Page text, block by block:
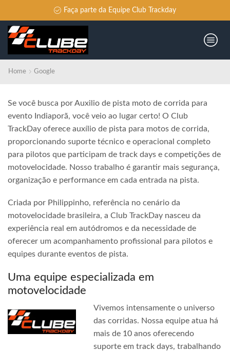
Equipe Club Trackday
Home Google
Se você busca por Auxilio de pista moto de corrida para
evento Indiaporã, você veio ao lugar certo! O Club
TrackDay oferece auxílio de pista para motos de corrida,
proporcionando suporte técnico e operacional completo
para pilotos que participam de track days e competições de
motovelocidade. Nosso trabalho é garantir mais segurança,
organização e performance em cada entrada na pista.
Criada por Philippinho, referência no cenário da
motovelocidade brasileira, a Club TrackDay nasceu da
experiência real em autódromos e da necessidade de
oferecer um acompanhamento profissional para pilotos e
equipes durante eventos de pista.
Uma equipe especializada em
motovelocidade
Vivemos intensamente o universo
das corridas. Nossa equipe atua há
mais de 10 anos oferecendo
suporte em track days, trabalhando